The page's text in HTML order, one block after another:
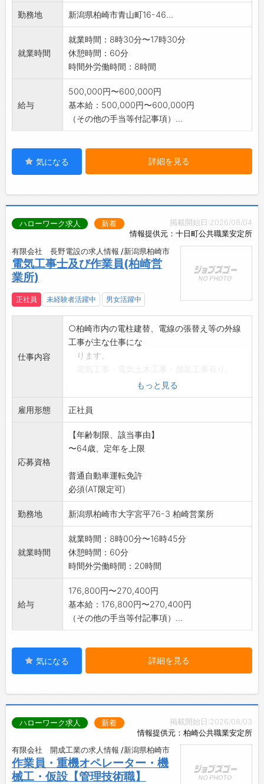
勤務地 新潟県柏崎市青山町16-46...
就業時間
就業時間：8時30分〜17時30分
休憩時間：60分
時間外労働時間：8時間
給与
500,000円〜600,000円
基本給：500,000円〜600,000円
（その他の手当等付記事項）...
気になる 詳細を見る
掲載開始日:2026/08/04
情報提供元：十日町公共職業安定所
ハローワーク求人 新着
有限会社 長野電設の求人情報 /新潟県柏崎市
電気工事士及び作業員(柏崎営
業所)
正社員 未経験者活躍中 男女活躍中
仕事内容
○柏崎市内の電柱建替、電線の張替え等の外線
工事が主な仕事にな
ります。
様々な作業現場にて基本4人1チームで作業を
行って頂きます。
*中型以上の運転免許、クレーンや玉掛け等資格
のある方は賃金面
で優遇いたします。
*県内の各現場(主に新潟、上越など)及び六日町
週間程度の出張の場合もあります。週末には社
用車を使用し帰省し
ます。
*仕事をする為に必要とされる知識や技能・資格
などで訓練しながら知識ゼロからでも学んでい
く事ができます。
※変更範囲:変更なし
もっと見る
雇用形態 正社員
応募資格
【年齢制限、該当事由】
〜64歳、定年を上限
普通自動車運転免許
必須(AT限定可)
勤務地 新潟県柏崎市大字宮平76-3 柏崎営業所
就業時間
就業時間：8時00分〜16時45分
休憩時間：60分
時間外労働時間：20時間
給与
176,800円〜270,400円
基本給：176,800円〜270,400円
（その他の手当等付記事項）...
気になる 詳細を見る
掲載開始日:2026/08/03
情報提供元：柏崎公共職業安定所
ハローワーク求人 新着
有限会社 開成工業の求人情報 /新潟県柏崎市
作業員・重機オペレーター・機
械工・仮設【管理技術職】